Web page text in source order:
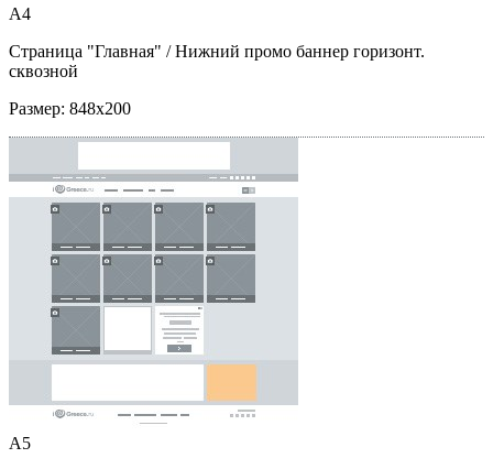
A4
Страница "Главная" / Нижний промо баннер горизонт.
сквозной
Размер: 848x200
A5